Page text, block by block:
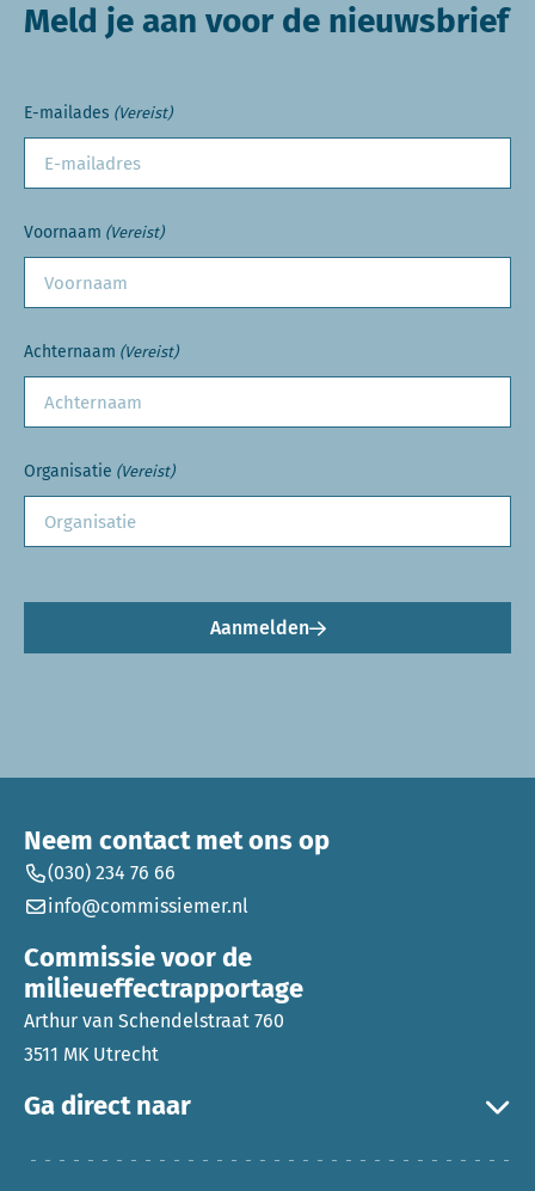
Meld je aan voor de nieuwsbrief
E-mailades (Vereist)
Voornaam (Vereist)
Achternaam (Vereist)
Organisatie (Vereist)
Aanmelden
Ga direct naar
Neem contact met ons op
(030) 234 76 66
info@commissiemer.nl
Commissie voor de
milieueffectrapportage
Arthur van Schendelstraat 760
3511 MK Utrecht